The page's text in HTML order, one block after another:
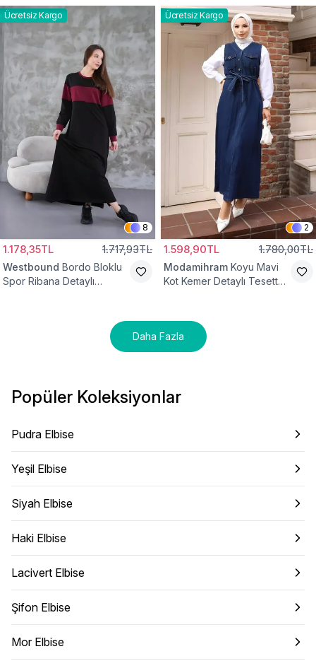
Ücretsiz Kargo
8
1.178,35TL 1.717,93TL
Westbound Bordo Bloklu
Spor Ribana Detaylı
Ücretsiz Kargo
2
1.598,90TL 1.780,00TL
Modamihram Koyu Mavi
Kot Kemer Detaylı Tesettür
Daha Fazla
Popüler Koleksiyonlar
Pudra Elbise
Yeşil Elbise
Siyah Elbise
Haki Elbise
Lacivert Elbise
Şifon Elbise
Mor Elbise